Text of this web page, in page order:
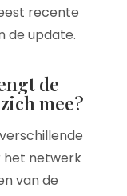
recente
de update.
de
mee?
het netwerk
van de